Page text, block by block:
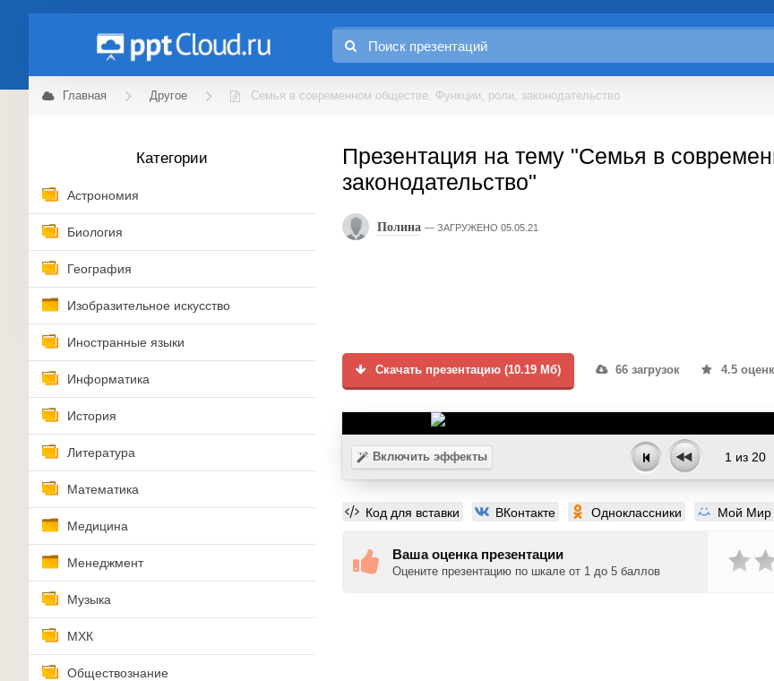
Главная Другое Семья в современном обществе. Функции, роли, законодательство
Категории
Астрономия
Биология
География
Изобразительное искусство
Иностранные языки
Информатика
История
Литература
Математика
Медицина
Менеджмент
Музыка
МХК
Обществознание
Презентация на тему "Семья в
законодательство"
Полина ЗАГРУЖЕНО 05.05.21
Скачать презентацию (10.19 Мб) 66 загрузок 4.5
Включить эффекты 1 из 20
Код для вставки ВКонтакте Одноклассники Мой Мир
Ваша оценка презентации
Оцените презентацию по шкале от 1 до 5 баллов